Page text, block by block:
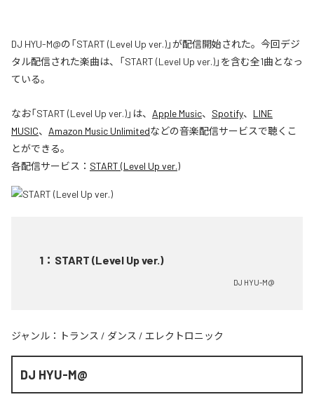
DJ HYU-M@の「START (Level Up ver.)」が配信開始された。今回デジ
タル配信された楽曲は、「START (Level Up ver.)」を含む全1曲となっ
ている。
なお「START (Level Up ver.)」は、 Apple Music、 Spotify、 LINE
MUSIC、 Amazon Music Unlimitedなどの音楽配信サービスで聴くこ
とができる。
各配信サービス： START (Level Up ver.)
1 ： START (Level Up ver.)
DJ HYU-M@
ジャンル： トランス / ダンス / エレクトロニック
DJ HYU-M@